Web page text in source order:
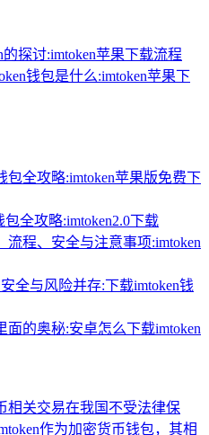
的探讨:imtoken苹果下载流程
钱包是什么:imtoken苹果下
包全攻略:imtoken苹果版免费下
全攻略:imtoken2.0下载
流程、安全与注意事项:imtoken
全与风险并存:下载imtoken钱
面的奥秘:安卓怎么下载imtoken
相关交易在我国不受法律保
作为加密货币钱包，其相